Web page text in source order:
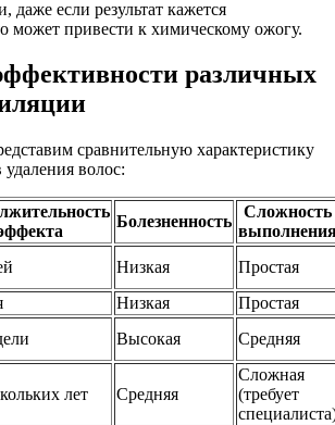
даже если результат кажется
может привести к химическому ожогу.
различных
сравнительную характеристику
волос:
Болезненность
Сложность
Низкая
Простая
Низкая
Простая
Высокая Средняя
лет Средняя
Сложная
(требует